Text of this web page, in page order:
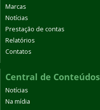
Marcas
Notícias
Prestação de contas
Relatórios
Contatos
Central de Conteúdos
Notícias
Na mídia